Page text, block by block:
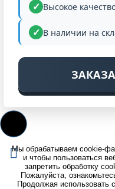
Высокое
В наличии на
Мы обрабатываем cookie-
и чтобы пользоваться
запретить обработку
Пожалуйста,
Продолжая использовать